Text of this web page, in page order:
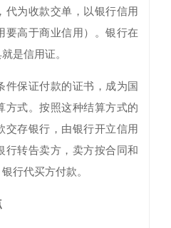
代为收款交单，以银行信用
要高于商业信用）。银行在
是信用证。
件保证付款的证书，成为国
方式。按照这种结算方式的
交存银行，由银行开立信用
行转告卖方，卖方按合同和
行代买方付款。